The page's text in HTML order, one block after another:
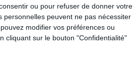
ou pour refuser de donner votre
peuvent ne pas nécessiter
modifier vos préférences ou
cliquant sur le bouton "Confidentialité"
127 (100%)